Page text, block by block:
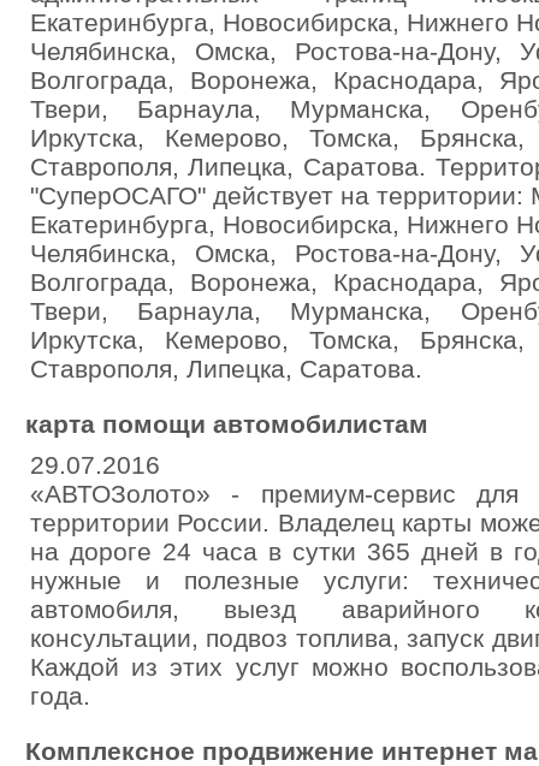
Екатеринбурга, Новосибирска, Нижнего
Челябинска, Омска, Ростова-на-Дону,
Волгограда, Воронежа, Краснодара,
Твери, Барнаула, Мурманска,
Иркутска, Кемерово, Томска, Брянска,
Ставрополя, Липецка, Саратова.
"СуперОСАГО" действует на территории:
Екатеринбурга, Новосибирска, Нижнего
Челябинска, Омска, Ростова-на-Дону,
Волгограда, Воронежа, Краснодара,
Твери, Барнаула, Мурманска,
Иркутска, Кемерово, Томска, Брянска,
Ставрополя, Липецка, Саратова.
карта помощи автомобилистам
29.07.2016
«АВТОЗолото» - премиум-сервис для
территории России. Владелец карты
на дороге 24 часа в сутки 365 дней в
нужные и полезные услуги:
автомобиля, выезд аварийного
консультации, подвоз топлива, запуск
Каждой из этих услуг можно
года.
Комплексное продвижение интернет